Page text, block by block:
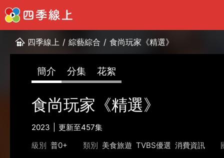
四季線上 / 綜藝綜合 / 食尚玩家《精選》
簡介 分集 花絮
食尚玩家《精選》
2023
更新至457集
級別 普0+ 類別 美食旅遊 TVBS優選 消費資訊